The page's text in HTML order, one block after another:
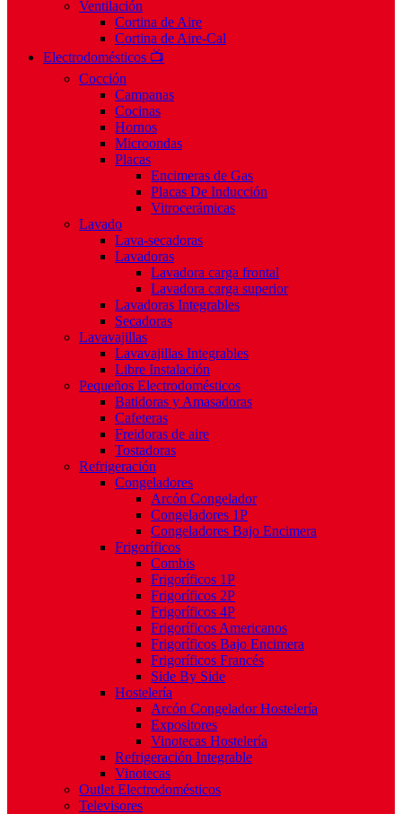
Ventilación
Cortina de Aire
Cortina de Aire-Cal
Electrodomésticos 📺
Cocción
Campanas
Cocinas
Hornos
Microondas
Placas
Encimeras de Gas
Placas De Inducción
Vitrocerámicas
Lavado
Lava-secadoras
Lavadoras
Lavadora carga frontal
Lavadora carga superior
Lavadoras Integrables
Secadoras
Lavavajillas
Lavavajillas Integrables
Libre Instalación
Pequeños Electrodomésticos
Batidoras y Amasadoras
Cafeteras
Freidoras de aire
Tostadoras
Refrigeración
Congeladores
Arcón Congelador
Congeladores 1P
Congeladores Bajo Encimera
Frigoríficos
Combis
Frigoríficos 1P
Frigoríficos 2P
Frigoríficos 4P
Frigoríficos Americanos
Frigoríficos Bajo Encimera
Frigoríficos Francés
Side By Side
Hostelería
Arcón Congelador Hostelería
Expositores
Vinotecas Hostelería
Refrigeración Integrable
Vinotecas
Outlet Electrodomésticos
Televisores